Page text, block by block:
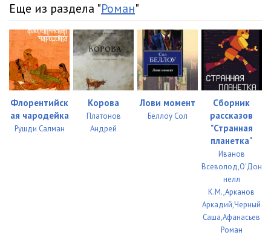
Еще из раздела "Роман"
Флорентийск
ая чародейка
Рушди Салман
Корова
Платонов
Андрей
Лови момент
Беллоу Сол
Сборник
рассказов
"Странная
планетка"
Иванов
Всеволод,О'Дон
нелл
К.М.,Арканов
Аркадий,Черный
Саша,Афанасьев
Роман